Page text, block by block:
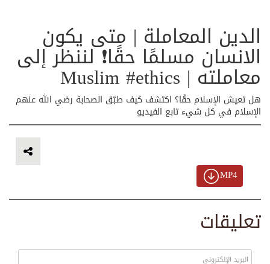
الدين المعاملة | متى يكون
الانسان مسلمًا حقًا❗ لننظر إلى
معاملته | Muslim #ethics
هل تعيش الإسلام حقًا؟ اكتشف كيف طبّق الصحابة رضي الله عنهم
الإسلام في كل شيء تابع الفيديو
MP4
تعليقات